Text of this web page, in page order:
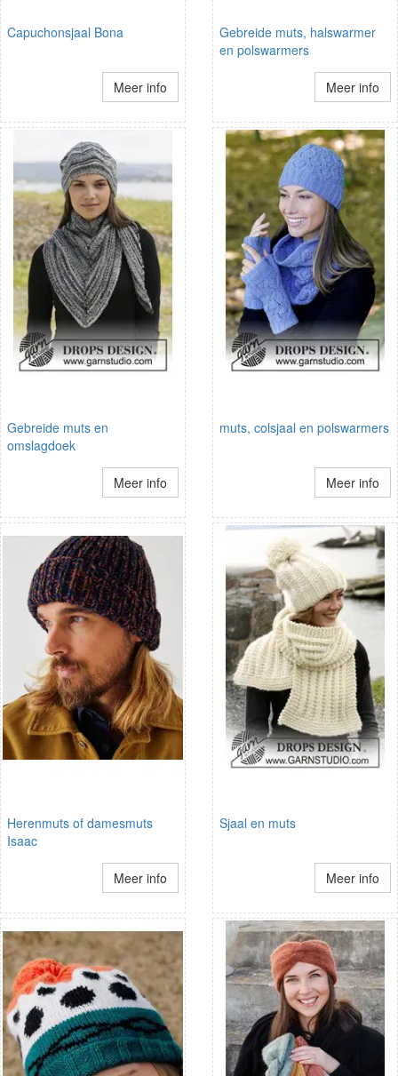
Capuchonsjaal Bona
Meer info
Gebreide muts, halswarmer
en polswarmers
Meer info
Gebreide muts en
omslagdoek
Meer info
muts, colsjaal en polswarmers
Meer info
Herenmuts of damesmuts
Isaac
Meer info
Sjaal en muts
Meer info